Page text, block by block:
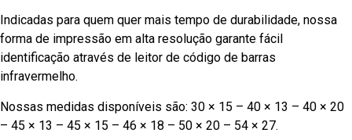
Indicadas para quem quer mais tempo de durabilidade, nossa
forma de impressão em alta resolução garante fácil
identificação através de leitor de código de barras
infravermelho.
Nossas medidas disponíveis são: 30 × 15 – 40 × 13 – 40 × 20
– 45 × 13 – 45 × 15 – 46 × 18 – 50 × 20 – 54 × 27.